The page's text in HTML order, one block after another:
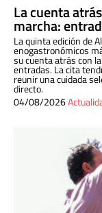
La cuenta
marcha:
La quinta edición de
enogastronómicos
su cuenta atrás con
entradas. La cita
reunir una cuidada
directo.
04/08/2026